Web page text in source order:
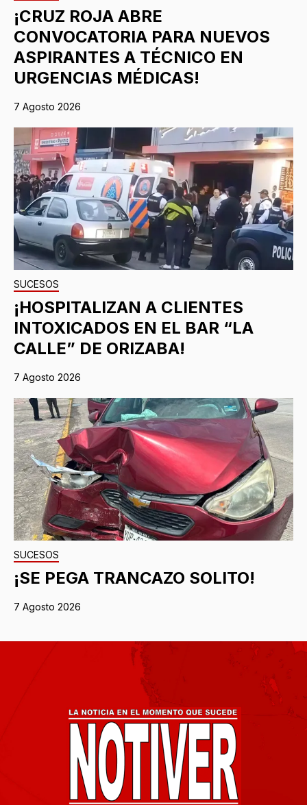
¡CRUZ ROJA ABRE
CONVOCATORIA PARA NUEVOS
ASPIRANTES A TÉCNICO EN
URGENCIAS MÉDICAS!
7 Agosto 2026
SUCESOS
¡HOSPITALIZAN A CLIENTES
INTOXICADOS EN EL BAR “LA
CALLE” DE ORIZABA!
7 Agosto 2026
SUCESOS
¡SE PEGA TRANCAZO SOLITO!
7 Agosto 2026